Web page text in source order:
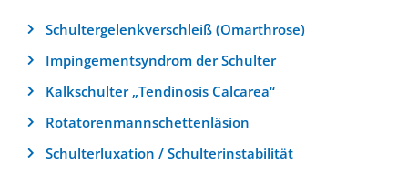
Schultergelenkverschleiß (Omarthrose)
Impingementsyndrom der Schulter
Kalkschulter „Tendinosis Calcarea“
Rotatorenmannschettenläsion
Schulterluxation / Schulterinstabilität